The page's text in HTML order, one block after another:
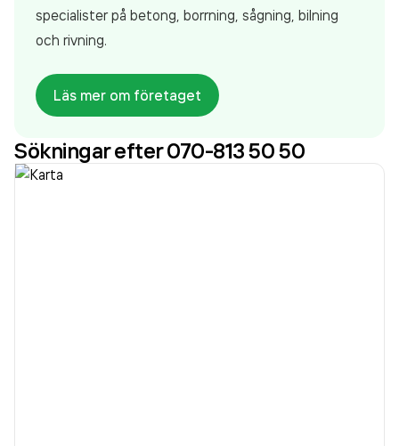
specialister på betong, borrning, sågning, bilning
och rivning.
Läs mer om företaget
Sökningar efter 070-813 50 50